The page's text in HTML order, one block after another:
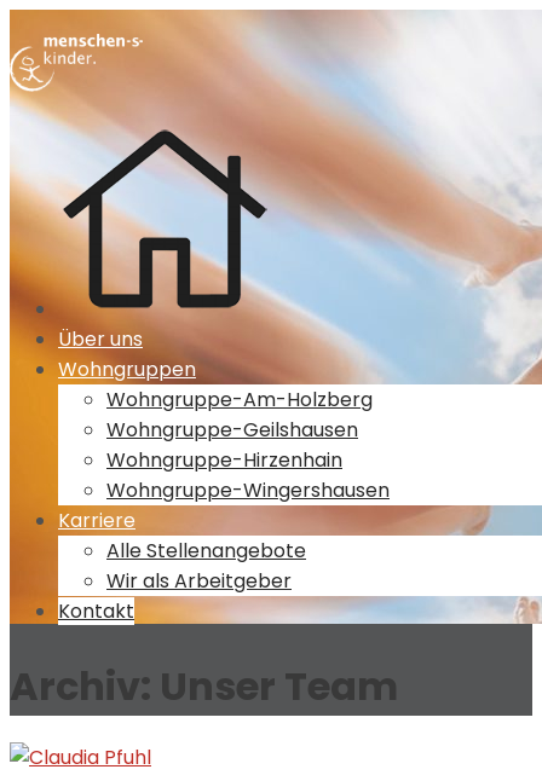
Über uns
Wohngruppen
Wohngruppe-Am-Holzberg
Wohngruppe-Geilshausen
Wohngruppe-Hirzenhain
Wohngruppe-Wingershausen
Karriere
Alle Stellenangebote
Wir als Arbeitgeber
Kontakt
Archiv: Unser Team